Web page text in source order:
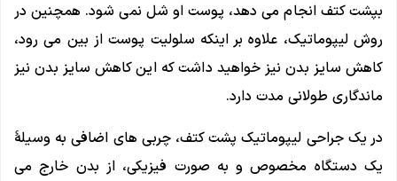
بپشت کتف انجام می دهد، پوست او شل نمی شود. همچنین در
روش لیپوماتیک، علاوه‌ بر اینکه سلولیت پوست از بین می ‌رود،
کاهش سایز بدن نیز خواهید داشت که این کاهش سایز بدن نیز
ماندگاری طولانی مدت دارد.
در یک جراحی لیپوماتیک پشت کتف، چربی های اضافی به وسیلهٔ
یک دستگاه مخصوص و به صورت فیزیکی، از بدن خارج می